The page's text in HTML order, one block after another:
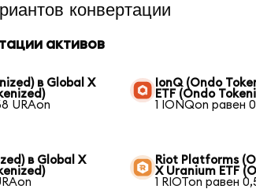
конвертации
активов
в Global X
URAon
IonQ (Ondo
ETF (Ondo
1 IONQon равен
в Global X
Riot Platforms
X Uranium ETF
1 RIOTon равен